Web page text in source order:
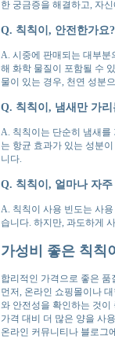
한 궁금증을 해결하고, 자
Q. 칙칙이, 안전한가요?
A. 시중에 판매되는 대부분
해 화학 물질이 포함될 수
물이 있는 경우, 천연 성분
Q. 칙칙이, 냄새만 가
A. 칙칙이는 단순히 냄새를
는 항균 효과가 있는 성분
니다.
Q. 칙칙이, 얼마나 자
A. 칙칙이 사용 빈도는 사
습니다. 하지만, 과도하게
가성비 좋은 칙칙
합리적인 가격으로 좋은
먼저, 온라인 쇼핑몰이나
와 안전성을 확인하는 것이
가격 대비 더 많은 양을 사
온라인 커뮤니티나 블로그